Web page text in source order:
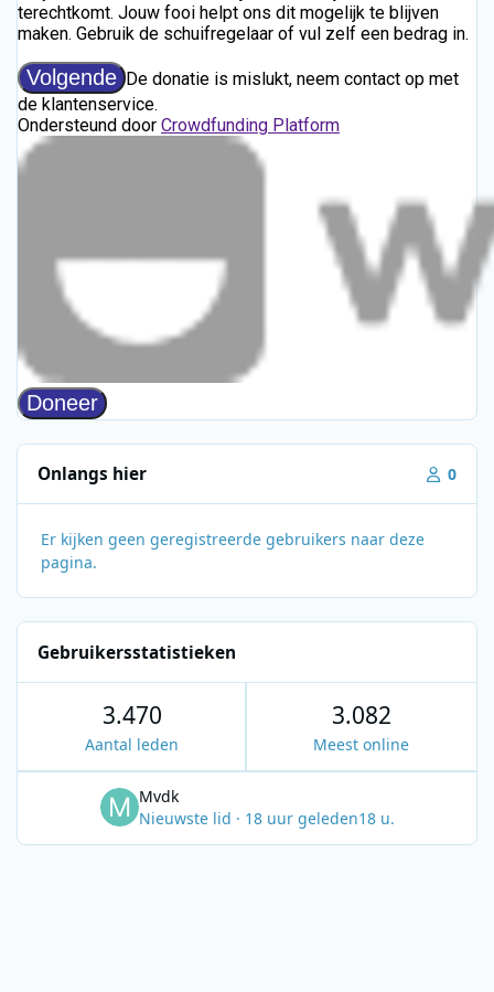
Onlangs hier 0
Er kijken geen geregistreerde gebruikers naar deze
pagina.
Gebruikersstatistieken
3.470
Aantal leden
3.082
Meest online
Mvdk
Nieuwste lid · 18 uur geleden18 u.